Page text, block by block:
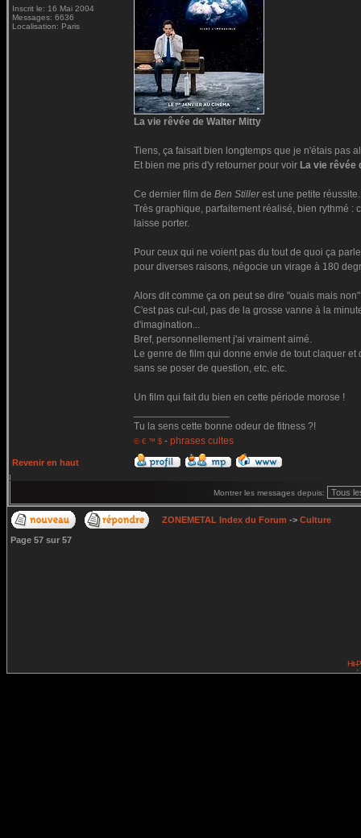
Inscrit le: 16 Mai 2004
Messages: 6636
Localisation: Paris
La vie rêvée de Walter Mitty
Tiens, ça faisait bien longtemps que je n'étais pas
Et bien me pris d'y retourner pour voir La vie rêvée
Ce dernier film de Ben Stillerest une petite réussite.
Très graphique, parfaitement réalisé, bien rythmé :
laisse porter.
Pour ceux qui ne voient pas du tout de quoi ça
pour diverses raisons, négocie un virage à 180
Alors dit comme ça on peut se dire "ouais mais
C'est pas cul-cul, pas de la grosse vanne à la
d'imagination...
Bref, personnellement j'ai vraiment aimé.
Le genre de film qui donne envie de tout claquer
sans se poser de question, etc. etc.
Un film qui fait du bien en cette période morose !
Tu la sens cette bonne odeur de fitness ?!
© € ™ $ - phrases cultes
Revenir en haut
Montrer les messages depuis:
ZONEMETAL Index du Forum -> Culture
Page 57 sur 57